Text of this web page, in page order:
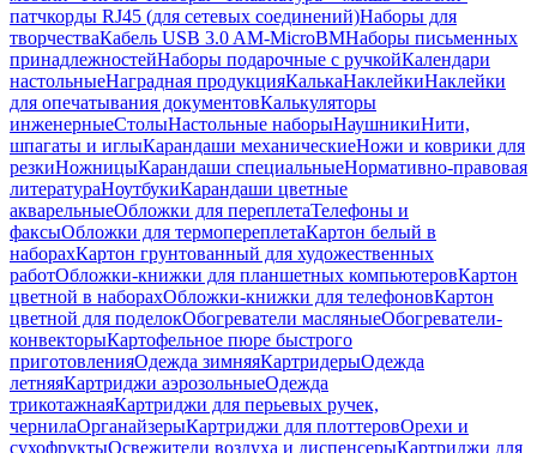
патчкорды RJ45 (для сетевых соединений)Наборы для
творчестваКабель USB 3.0 AM-MicroBMНаборы письменных
принадлежностейНаборы подарочные с ручкойКалендари
настольныеНаградная продукцияКалькаНаклейкиНаклейки
для опечатывания документовКалькуляторы
инженерныеСтолыНастольные наборыНаушникиНити,
шпагаты и иглыКарандаши механическиеНожи и коврики для
резкиНожницыКарандаши специальныеНормативно-правовая
литератураНоутбукиКарандаши цветные
акварельныеОбложки для переплетаТелефоны и
факсыОбложки для термопереплетаКартон белый в
наборахКартон грунтованный для художественных
работОбложки-книжки для планшетных компьютеровКартон
цветной в наборахОбложки-книжки для телефоновКартон
цветной для поделокОбогреватели масляныеОбогреватели-
конвекторыКартофельное пюре быстрого
приготовленияОдежда зимняяКартридерыОдежда
летняяКартриджи аэрозольныеОдежда
трикотажнаяКартриджи для перьевых ручек,
чернилаОрганайзерыКартриджи для плоттеровОрехи и
сухофруктыОсвежители воздуха и диспенсерыКартриджи для